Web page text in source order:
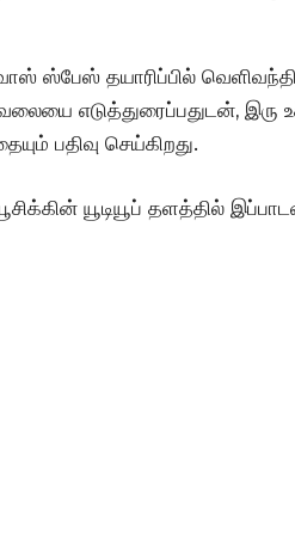
ஸ்பேஸ் தயாரிப்பில்
எடுத்துரைப்பதுடன்,
பதிவு செய்கிறது.
யூடியூப் தளத்தில்